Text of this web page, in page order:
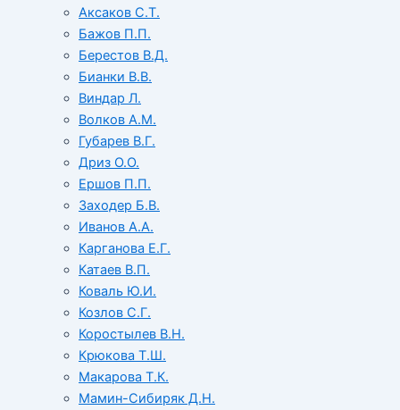
Аксаков С.Т.
Бажов П.П.
Берестов В.Д.
Бианки В.В.
Виндар Л.
Волков А.М.
Губарев В.Г.
Дриз О.О.
Ершов П.П.
Заходер Б.В.
Иванов А.А.
Карганова Е.Г.
Катаев В.П.
Коваль Ю.И.
Козлов С.Г.
Коростылев В.Н.
Крюкова Т.Ш.
Макарова Т.К.
Мамин-Сибиряк Д.Н.